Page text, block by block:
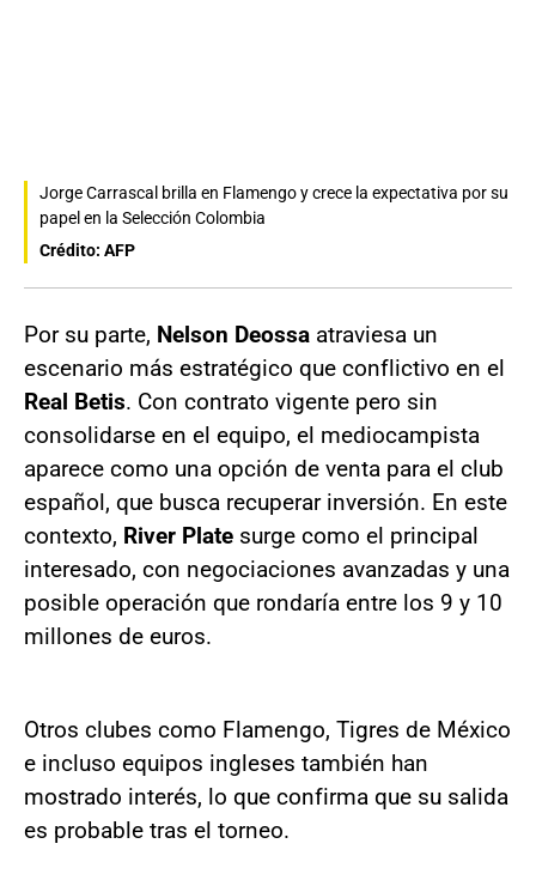
Jorge Carrascal brilla en Flamengo y crece la expectativa por su
papel en la Selección Colombia
Crédito: AFP
Por su parte, Nelson Deossa atraviesa un
escenario más estratégico que conflictivo en el
Real Betis. Con contrato vigente pero sin
consolidarse en el equipo, el mediocampista
aparece como una opción de venta para el club
español, que busca recuperar inversión. En este
contexto, River Plate surge como el principal
interesado, con negociaciones avanzadas y una
posible operación que rondaría entre los 9 y 10
millones de euros.
Otros clubes como Flamengo, Tigres de México
e incluso equipos ingleses también han
mostrado interés, lo que confirma que su salida
es probable tras el torneo.